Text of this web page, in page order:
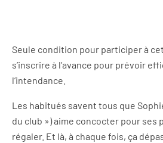
Seule condition pour participer à
s’inscrire à l’avance pour prévoir
l’intendance.
Les habitués savent tous que
du club ») aime concocter pour ses
régaler. Et là, à chaque fois, ça